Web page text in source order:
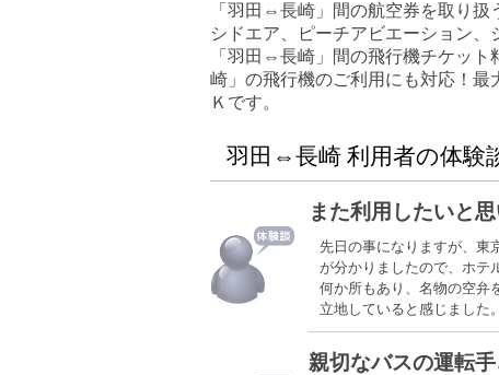
「羽田⇔長崎」間の航空券を取り
シドエア、ピーチアビエーション、
「羽田⇔長崎」間の飛行機チケッ
崎」の飛行機のご利用にも対応！最
Ｋです。
羽田⇔長崎 利用者の体験
また利用したいと
先日の事になりますが、東
が分かりましたので、ホテ
何か所もあり、名物の空弁
立地していると感じました
親切なバスの運転